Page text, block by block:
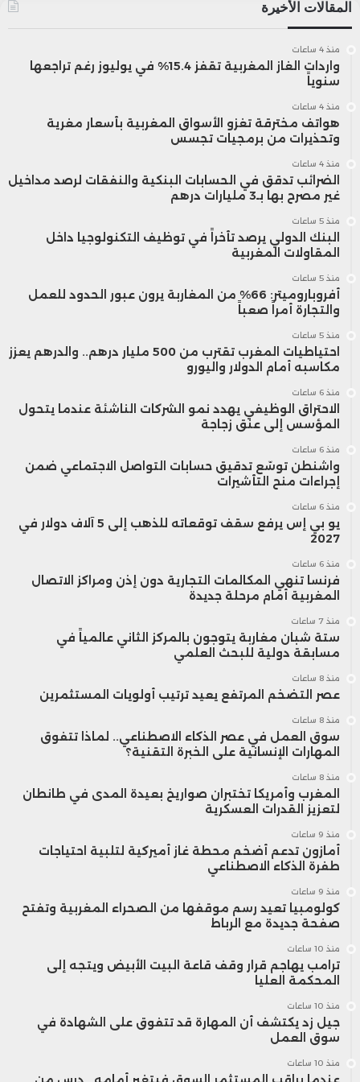
وحتى نهاية دجنبر 2025، تلقت القنصليات
آلاف منها، فيما تم تسجيل أكثر من 272 ألف
طلب بشكل نهائي.
كما أصدرت المصالح القنصلية خلال السنة
الماضية أكثر من 390 ألف جواز سفر، وسجلت
من 181 ألف ولادة و46 ألف حالة زواج و5434 حالة
وفاة.
إسبانياً موقوفاً أو معتقلاً في الخارج، حيث جاءت
فرنسا وألمانيا والمغرب ضمن الدول التي تضم
أكبر عدد من الحالات المسجلة.
وفي إطار تدخلاتها الاستعجالية، تعاملت
القنصليات الإسبانية مع أكثر من 9000 حالة
مكالمة هاتفية مرتبطة بطلبات المساعدة خلال
سنة 2025.
المقالات الأخيرة
منذ 4 ساعات
واردات الغاز المغربية تقفز 15.4% في يوليوز رغم تراجعها
سنوياً
منذ 4 ساعات
هواتف مخترقة تغزو الأسواق المغربية بأسعار مغرية
وتحذيرات من برمجيات تجسس
منذ 4 ساعات
الضرائب تدقق في الحسابات البنكية والنفقات لرصد مداخيل
غير مصرح بها بـ3 مليارات درهم
منذ 5 ساعات
البنك الدولي يرصد تأخراً في توظيف التكنولوجيا داخل
المقاولات المغربية
منذ 5 ساعات
أفروباروميتر: 66% من المغاربة يرون عبور الحدود للعمل
والتجارة أمراً صعباً
منذ 5 ساعات
احتياطيات المغرب تقترب من 500 مليار درهم.. والدرهم يعزز
مكاسبه أمام الدولار واليورو
منذ 6 ساعات
الاحتراق الوظيفي يهدد نمو الشركات الناشئة عندما يتحول
المؤسس إلى عنق زجاجة
منذ 6 ساعات
واشنطن توسّع تدقيق حسابات التواصل الاجتماعي ضمن
إجراءات منح التأشيرات
منذ 6 ساعات
يو بي إس يرفع سقف توقعاته للذهب إلى 5 آلاف دولار في
2027
منذ 6 ساعات
فرنسا تنهي المكالمات التجارية دون إذن ومراكز الاتصال
المغربية أمام مرحلة جديدة
منذ 7 ساعات
ستة شبان مغاربة يتوجون بالمركز الثاني عالمياً في
مسابقة دولية للبحث العلمي
منذ 8 ساعات
عصر التضخم المرتفع يعيد ترتيب أولويات المستثمرين
منذ 8 ساعات
سوق العمل في عصر الذكاء الاصطناعي.. لماذا تتفوق
المهارات الإنسانية على الخبرة التقنية؟
منذ 8 ساعات
المغرب وأمريكا تختبران صواريخ بعيدة المدى في طانطان
لتعزيز القدرات العسكرية
منذ 9 ساعات
أمازون تدعم أضخم محطة غاز أميركية لتلبية احتياجات
طفرة الذكاء الاصطناعي
منذ 9 ساعات
كولومبيا تعيد رسم موقفها من الصحراء المغربية وتفتح
صفحة جديدة مع الرباط
منذ 10 ساعات
ترامب يهاجم قرار وقف قاعة البيت الأبيض ويتجه إلى
المحكمة العليا
منذ 10 ساعات
جيل زد يكتشف أن المهارة قد تتفوق على الشهادة في
سوق العمل
منذ 10 ساعات